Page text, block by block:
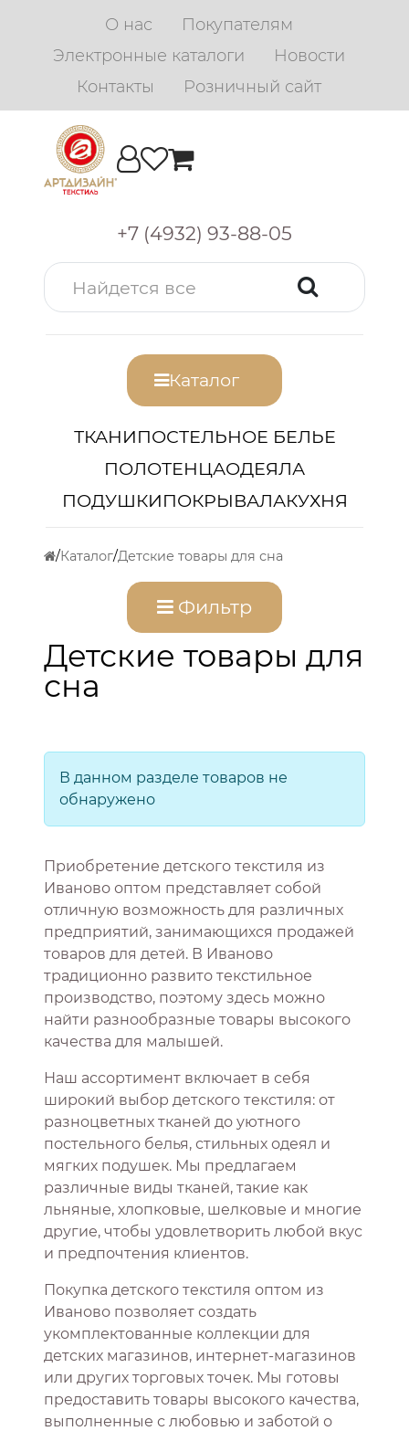
О нас
Покупателям
Электронные каталоги
Новости
Контакты
Розничный сайт
+7 (4932) 93-88-05
Каталог
ТКАНИПОСТЕЛЬНОЕ БЕЛЬЕ
ПОЛОТЕНЦАОДЕЯЛА
ПОДУШКИПОКРЫВАЛАКУХНЯ
Каталог Детские товары для сна
Фильтр
Детские товары для
сна
В данном разделе товаров не
обнаружено
Приобретение детского текстиля из
Иваново оптом представляет собой
отличную возможность для различных
предприятий, занимающихся продажей
товаров для детей. В Иваново
традиционно развито текстильное
производство, поэтому здесь можно
найти разнообразные товары высокого
качества для малышей.
Наш ассортимент включает в себя
широкий выбор детского текстиля: от
разноцветных тканей до уютного
постельного белья, стильных одеял и
мягких подушек. Мы предлагаем
различные виды тканей, такие как
льняные, хлопковые, шелковые и многие
другие, чтобы удовлетворить любой вкус
и предпочтения клиентов.
Покупка детского текстиля оптом из
Иваново позволяет создать
укомплектованные коллекции для
детских магазинов, интернет-магазинов
или других торговых точек. Мы готовы
предоставить товары высокого качества,
выполненные с любовью и заботой о